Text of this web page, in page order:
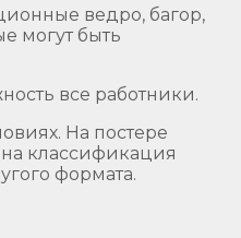
ведро, багор,
могут быть
все работники.
На постере
классификация
формата.